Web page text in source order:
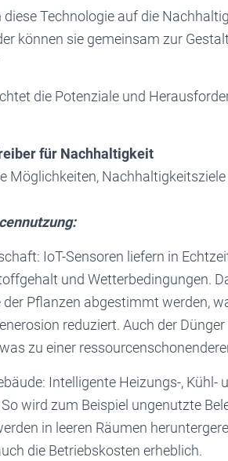
Technologie auf die
können sie gemeinsam zur
die Potenziale und
für Nachhaltigkeit
Möglichkeiten,
IoT-Sensoren liefern in
und Wetterbedingungen.
Pflanzen abgestimmt werden,
reduziert. Auch der
zu einer
Intelligente Heizungs-,
wird zum Beispiel ungenutzte
in leeren Räumen
die Betriebskosten erheblich.